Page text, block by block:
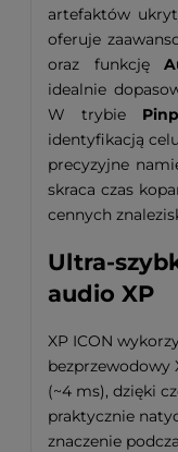
artefaktów
oferuje
oraz funkcję
idealnie
W trybie
identyfikacją
precyzyjne
skraca czas
cennych
Ultra-
audio XP
XP ICON
bezprzewodowy
(~4 ms), dzięki
praktycznie
znaczenie